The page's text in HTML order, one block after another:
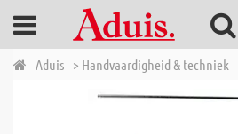
Aduis > Handvaardigheid & techniek